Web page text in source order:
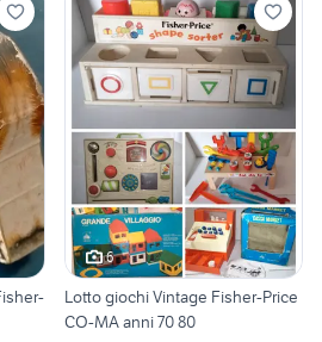
6
Lotto giochi Vintage Fisher-Price
CO-MA anni 70 80